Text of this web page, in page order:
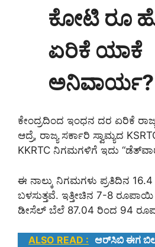
ಕೋಟಿ ರೂ
ಏರಿಕೆ ಯಾಕೆ
ಅನಿವಾರ್ಯ?
ಕೇಂದ್ರದಿಂದ ಇಂಧನ ದರ ಏರಿಕೆ
ಆದ್ರೆ, ರಾಜ್ಯ ಸರ್ಕಾರಿ ಸ್ವಾಮ್ಯದ
KKRTC ನಿಗಮಗಳಿಗೆ ಇದು
ಈ ನಾಲ್ಕು ನಿಗಮಗಳು ಪ್ರತಿದಿನ
ಬಳಸುತ್ತವೆ. ಇತ್ತೀಚಿನ 7-8
ಡೀಸೆಲ್ ಬೆಲೆ 87.04 ರಿಂದ 94
ALSO READ : ಆರ್‌ಸಿಬಿ ಈಗ